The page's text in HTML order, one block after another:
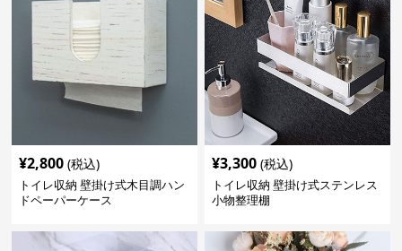
¥2,800 (税込)
トイレ収納 壁掛け式木目調ハン
ドペーパーケース
¥3,300 (税込)
トイレ収納 壁掛け式ステンレス
小物整理棚